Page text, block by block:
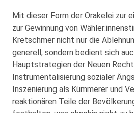
Mit dieser Form der Orakelei zur
zur Gewinnung von
Kretschmer nicht nur die
generell, sondern bedient sich
Hauptstrategien der Neuen
Instrumentalisierung sozialer
Inszenierung als Kümmerer und
reaktionären Teile der